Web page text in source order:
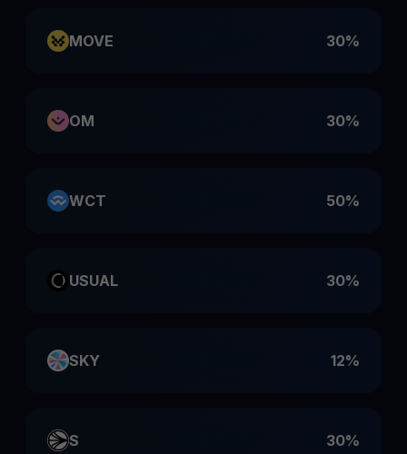
MOVE 30%
OM 30%
WCT 50%
USUAL 30%
SKY 12%
S 30%